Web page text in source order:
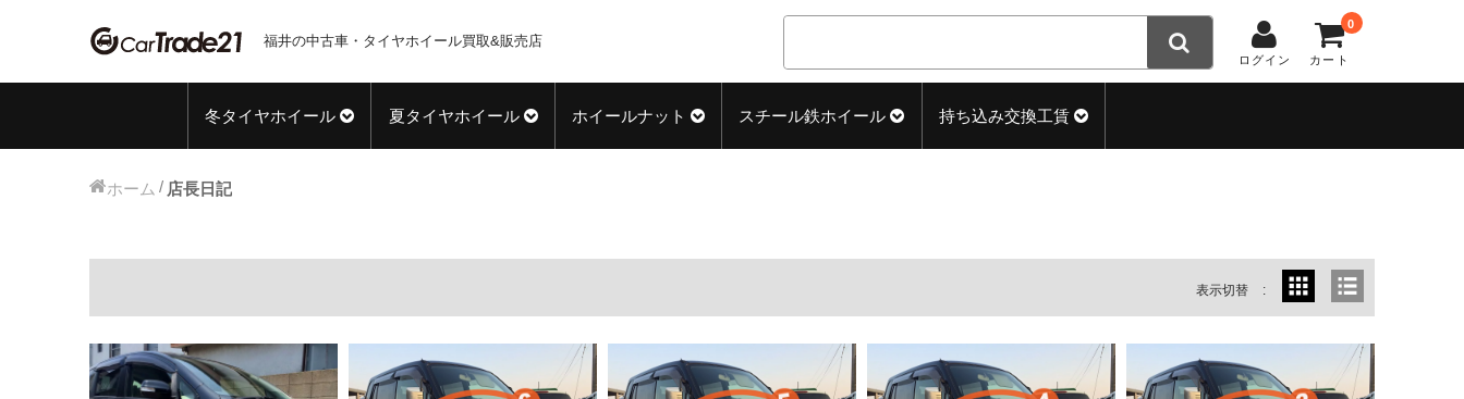
福井の中古車・タイヤホイール買取&販売店
ログイン カート
0
冬タイヤホイール 夏タイヤホイール ホイールナット スチール鉄ホイール 持ち込み交換工賃
ホーム 店長日記
表示切替